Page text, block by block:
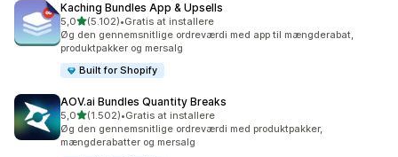
Kaching Bundles App & Upsells
5,0ud af 5 stjerner
(5.102)
5102 anmeldelser i alt
•Gratis at installere
Øg den gennemsnitlige ordreværdi med app til mængderabat,
produktpakker og mersalg
Built for Shopify
AOV.ai Bundles Quantity Breaks
5,0ud af 5 stjerner
(1.502)
1502 anmeldelser i alt
•Gratis at installere
Øg den gennemsnitlige ordreværdi med produktpakker,
mængderabatter og mersalg